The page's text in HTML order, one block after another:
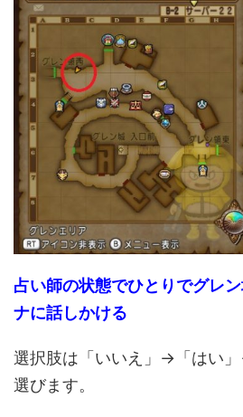
占い師の状態でひとりでグレ
ナに話しかける
選択肢は「いいえ」→「はい
選びます。